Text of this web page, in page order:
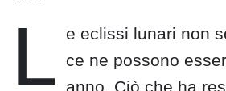
L
e eclissi lunari non
ce ne possono
anno. Ciò che ha